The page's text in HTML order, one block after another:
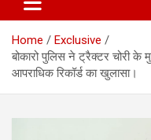
Home
Exclusive
बोकारो पुलिस ने ट्रैक्टर चोरी के
आपराधिक रिकॉर्ड का खुलासा।